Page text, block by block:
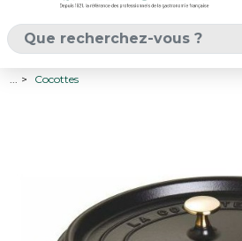
Cocottes